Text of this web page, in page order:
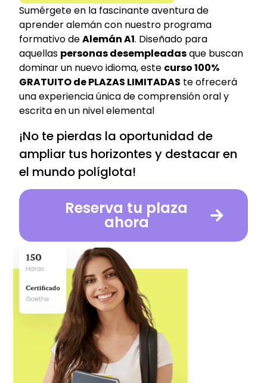
Sumérgete en la fascinante aventura de
aprender alemán con nuestro programa
formativo deAlemán A1. Diseñado para
aquellas personas desempleadasque buscan
dominar un nuevo idioma, este curso 100%
GRATUITO de PLAZAS LIMITADAS te ofrecerá
una experiencia única de comprensión oral y
escrita en un nivel elemental
¡No te pierdas la oportunidad de
ampliar tus horizontes y destacar en
el mundo políglota!
Reserva tu plaza
ahora